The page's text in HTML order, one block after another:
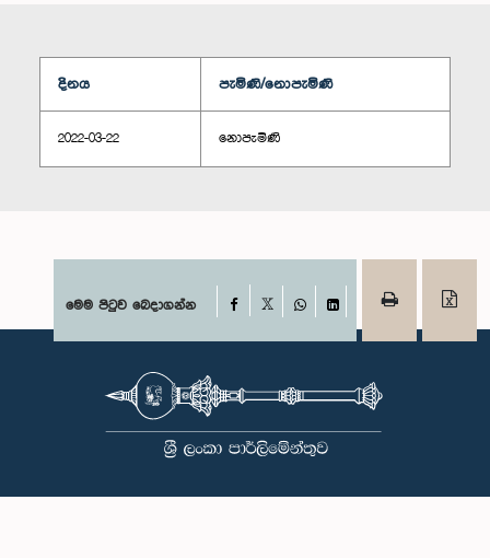
දිනය පැමිණි/නොපැමිණි
2022-03-22 නොපැමිණි
මෙම පිටුව බෙදාගන්න Facebook
WhatsAppLinkedIn